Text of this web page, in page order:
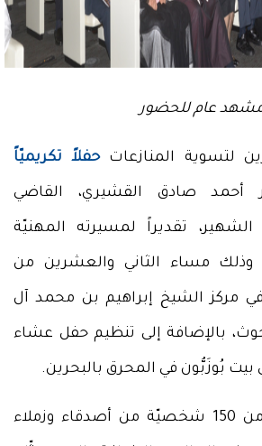
عام للحضور
لتسوية المنازعات حفلاً تكريميّاً
أحمد صادق القشيري، القاضي
تقديراً لمسيرته المهنيّة
وذلك مساء الثاني والعشرين من
(آذار) 2015 في مركز الشيخ إبراهيم بن محمد آل
بالإضافة إلى تنظيم حفل عشاء
بيت بُوزَبُّون في المحرق بالبحرين.
وحضر الحفل أكثر من 150 شخصيّة من أصدقاء وزملاء